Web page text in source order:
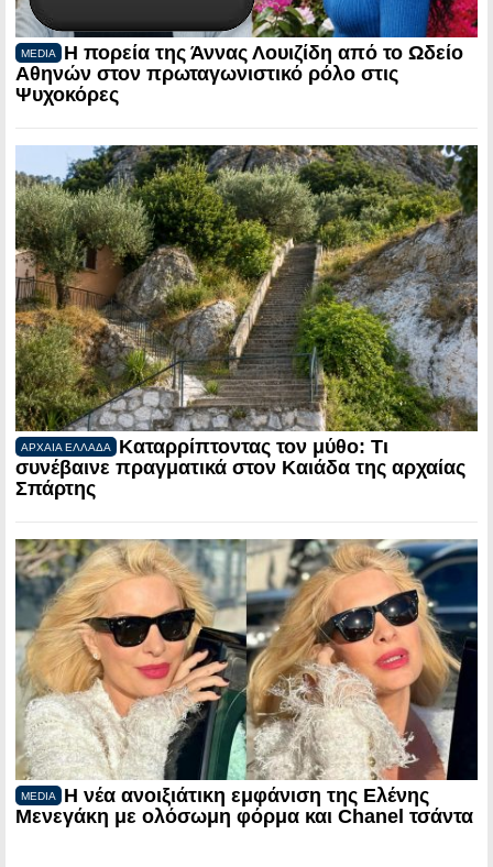
MEDIA
Η πορεία της Άννας Λουιζίδη από το Ωδείο
Αθηνών στον πρωταγωνιστικό ρόλο στις
Ψυχοκόρες
ΑΡΧΑΙΑ ΕΛΛΑΔΑ
Καταρρίπτοντας τον μύθο: Τι
συνέβαινε πραγματικά στον Καιάδα της αρχαίας
Σπάρτης
MEDIA
Η νέα ανοιξιάτικη εμφάνιση της Ελένης
Μενεγάκη με ολόσωμη φόρμα και Chanel τσάντα